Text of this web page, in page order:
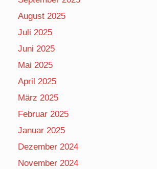
August 2025
Juli 2025
Juni 2025
Mai 2025
April 2025
März 2025
Februar 2025
Januar 2025
Dezember 2024
November 2024